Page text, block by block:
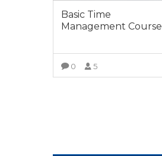
Basic Time
Management Course
0 5